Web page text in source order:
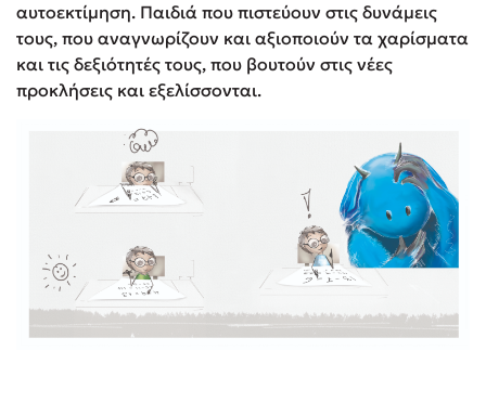
αυτοεκτίμηση. Παιδιά που πιστεύουν στις δυνάμεις
τους, που αναγνωρίζουν και αξιοποιούν τα χαρίσματα
και τις δεξιότητές τους, που βουτούν στις νέες
προκλήσεις και εξελίσσονται.